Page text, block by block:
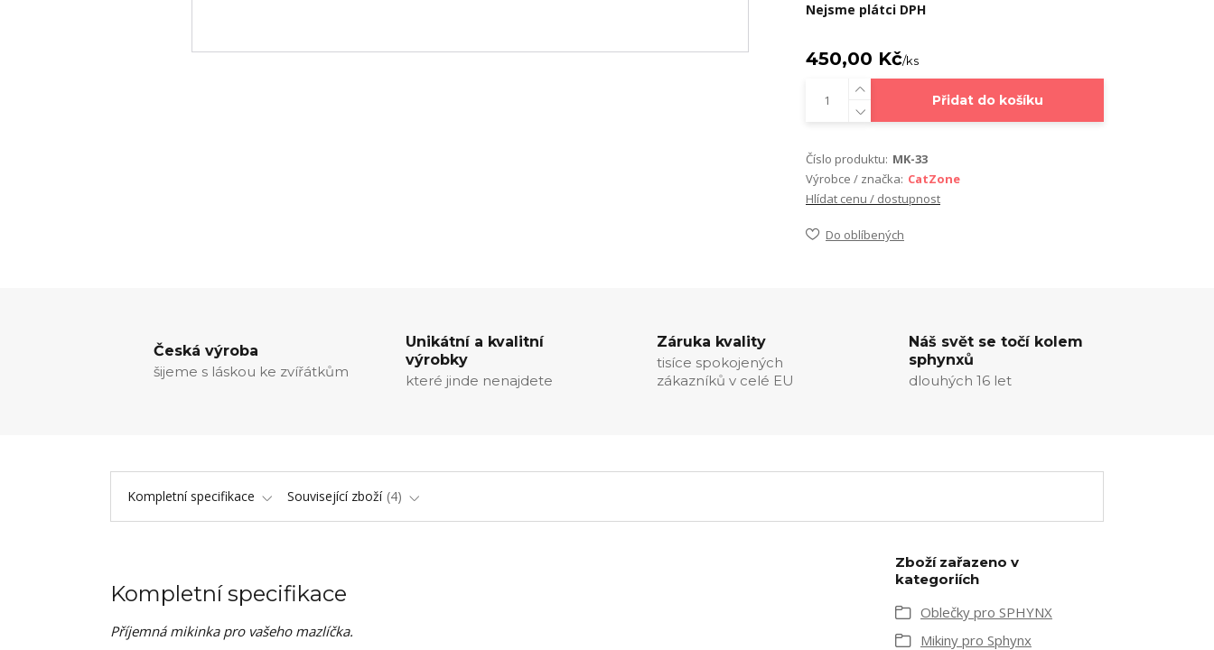
Nejsme plátci DPH
450,00 Kč/ks
Přidat do košíku
Číslo produktu: MK-33
Výrobce / značka: CatZone
Hlídat cenu / dostupnost
Do oblíbených
Česká výroba
šijeme s láskou ke zvířátkům
Unikátní a kvalitní
výrobky
které jinde nenajdete
Záruka kvality
tisíce spokojených
zákazníků v celé EU
Náš svět se točí kolem
sphynxů
dlouhých 16 let
Kompletní specifikace Související zboží 4
Kompletní specifikace
Příjemná mikinka pro vašeho mazlíčka.
Zboží zařazeno v
kategoriích
Oblečky pro SPHYNX
Mikiny pro Sphynx